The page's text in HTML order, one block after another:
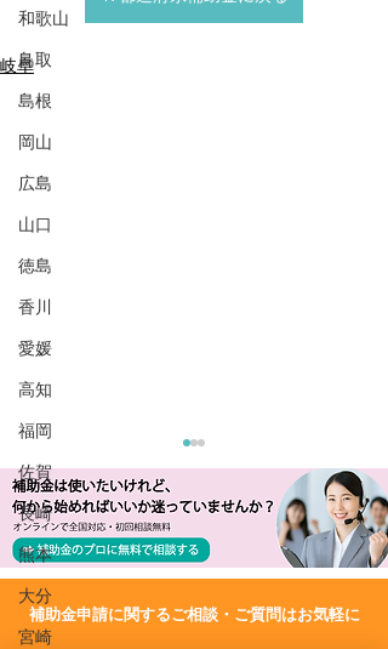
和歌山
鳥取
島根
岡山
広島
山口
徳島
香川
愛媛
高知
福岡
佐賀
長崎
熊本
大分
宮崎
岐阜
​補助金申請に関するご相談・ご質問はお気軽に